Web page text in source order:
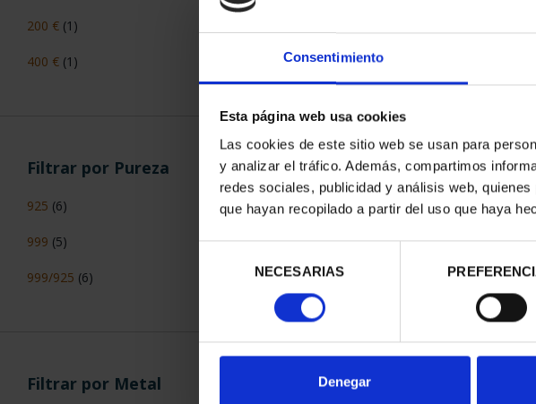
Consentimiento
Esta página web usa cookies
Las cookies de este sitio web se usan para
y analizar el tráfico. Además, compartimos
redes sociales, publicidad y análisis web,
que hayan recopilado a partir del uso que haya
consentimiento
NECESARIAS
Denegar
200 € (1)
400 € (1)
Filtrar por Pureza
925 (6)
999 (5)
999/925 (6)
Filtrar por Metal
ANIMALES PELIGRO
EXTINCIÓN - 2ª ENTREGA